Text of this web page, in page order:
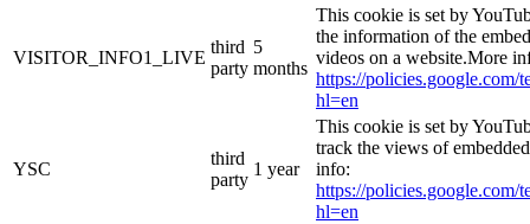
VISITOR_INFO1_LIVE
third
party
5
months
This cookie is set by
the information of the
videos on a website.More
https://policies.google.com/
hl=en
YSC
third
party
1 year
This cookie is set by
track the views of
info:
https://policies.google.com/
hl=en